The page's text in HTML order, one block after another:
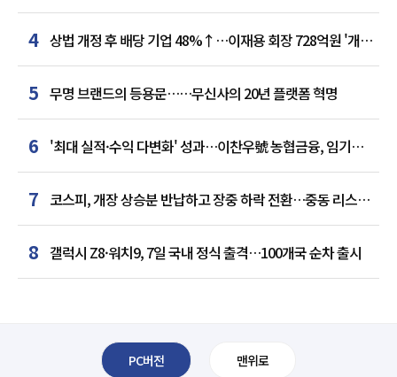
4 상법 개정 후 배당 기업 48%↑…이재용 회장 728억원 '개인
최다'
5 무명 브랜드의 등용문……무신사의 20년 플랫폼 혁명
6 '최대 실적·수익 다변화' 성과…이찬우號 농협금융, 임기
말년 성장 박차
7 코스피, 개장 상승분 반납하고 장중 하락 전환…중동 리스크·
美 경계감
8 갤럭시 Z8·워치9, 7일 국내 정식 출격…100개국 순차 출시
PC버전 맨위로